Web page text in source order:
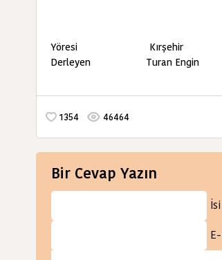
Yöresi Kırşehir
Derleyen Turan Engin
1354 46464
Bir Cevap Yazın